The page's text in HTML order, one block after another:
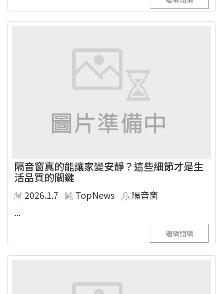
隔音窗真的能讓家變安靜？這些細節才是生
活品質的關鍵
2026.1.7 TopNews
隔音窗
...
繼續閱讀